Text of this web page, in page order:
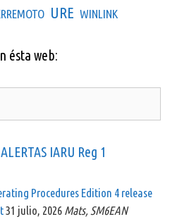
URE WINLINK
ésta web:
IARU Reg 1
Procedures Edition 4 release
31 julio, 2026 Mats, SM6EAN